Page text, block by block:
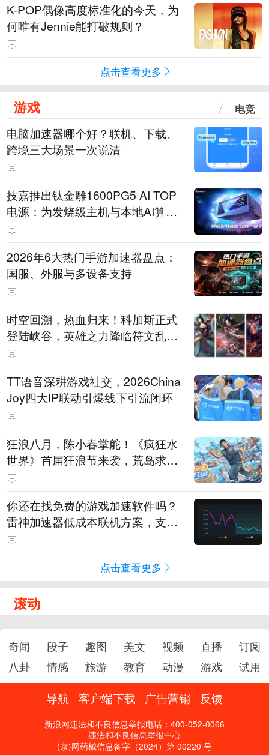
K-POP偶像高度标准化的今天，为
何唯有Jennie能打破规则？
点击查看更多
游戏 电竞
电脑加速器哪个好？联机、下载、
跨境三大场景一次说清
技嘉推出钛金雕1600PG5 AI TOP
电源：为发烧级主机与本地AI算力
打造旗舰供电方案
2026年6大热门手游加速器盘点：
国服、外服与多设备支持
时空回溯，热血归来！科加斯正式
登陆峡谷，英雄之力降临符文乱
斗！
TT语音深耕游戏社交，2026China
Joy四大IP联动引爆线下引流闭环
狂浪八月，陈小春掌舵！《疯狂水
世界》首届狂浪节来袭，荒岛求生
直播即将开启
你还在找免费的游戏加速软件吗？
雷神加速器低成本联机方案，支持
免费试用
点击查看更多
滚动
奇闻 段子 趣图 美文 视频 直播
订阅
八卦
情感 旅游 教育 动漫 游戏 试用
导航 客户端下载 广告营销 反馈
新浪网违法和不良信息举报电话：400-052-0066
违法和不良信息举报中心
(京)网药械信息备字（2024）第 00220 号